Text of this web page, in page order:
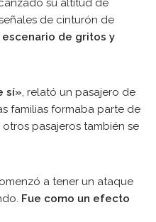
su altitud de
de cinturón de
de gritos y
sí», relató un pasajero de
familias formaba parte de
pasajeros también se
a tener un ataque
Fue como un efecto